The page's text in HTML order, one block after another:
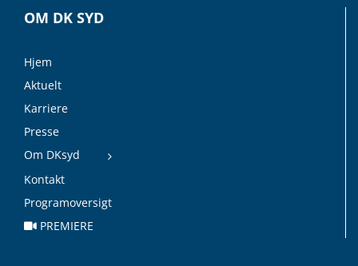
OM DK SYD
Hjem
Aktuelt
Karriere
Presse
Om DKsyd
Kontakt
Programoversigt
PREMIERE